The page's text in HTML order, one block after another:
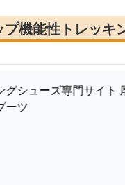
機能性トレッキ